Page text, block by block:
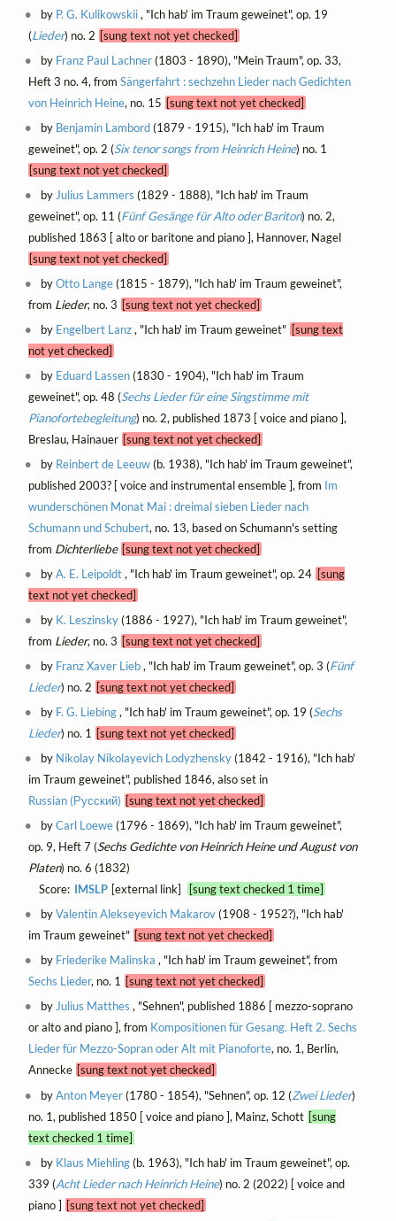
by P. G. Kulikowskii, "Ich hab' im Traum geweinet", op. 19
(Lieder) no. 2 [sung text not yet checked]
by Franz Paul Lachner(1803 - 1890), "Mein Traum", op. 33,
Heft 3 no. 4, from Sängerfahrt : sechzehn Lieder nach Gedichten
von Heinrich Heine, no. 15 [sung text not yet checked]
by Benjamin Lambord(1879 - 1915), "Ich hab' im Traum
geweinet", op. 2 (Six tenor songs from Heinrich Heine) no. 1
[sung text not yet checked]
by Julius Lammers (1829 - 1888), "Ich hab' im Traum
geweinet", op. 11 (Fünf Gesänge für Alto oder Bariton) no. 2,
published 1863 [ alto or baritone and piano ], Hannover, Nagel
[sung text not yet checked]
byOtto Lange(1815 - 1879), "Ich hab' im Traum geweinet",
from Lieder, no. 3 [sung text not yet checked]
by Engelbert Lanz, "Ich hab' im Traum geweinet" [sung text
not yet checked]
by Eduard Lassen(1830 - 1904), "Ich hab' im Traum
geweinet", op. 48 (Sechs Lieder für eine Singstimme mit
Pianofortebegleitung) no. 2, published 1873 [ voice and piano ],
Breslau, Hainauer [sung text not yet checked]
by Reinbert de Leeuw(b. 1938), "Ich hab' im Traum geweinet",
published 2003? [ voice and instrumental ensemble ], from Im
wunderschönen Monat Mai : dreimal sieben Lieder nach
Schumann und Schubert, no. 13, based on Schumann's setting
from Dichterliebe [sung text not yet checked]
byA. E. Leipoldt, "Ich hab' im Traum geweinet", op. 24 [sung
text not yet checked]
by K. Leszinsky(1886 - 1927), "Ich hab' im Traum geweinet",
from Lieder, no. 3 [sung text not yet checked]
by Franz Xaver Lieb, "Ich hab' im Traum geweinet", op. 3 (Fünf
Lieder) no. 2 [sung text not yet checked]
by F. G. Liebing, "Ich hab' im Traum geweinet", op. 19 (Sechs
Lieder) no. 1 [sung text not yet checked]
by Nikolay Nikolayevich Lodyzhensky(1842 - 1916), "Ich hab'
im Traum geweinet", published 1846, also set in
Russian (Русский) [sung text not yet checked]
byCarl Loewe(1796 - 1869), "Ich hab' im Traum geweinet",
op. 9, Heft 7 (Sechs Gedichte von Heinrich Heine und August von
Platen) no. 6 (1832)
Score: IMSLP [external link]
[sung text checked 1 time]
byValentin Alekseyevich Makarov(1908 - 1952?), "Ich hab'
im Traum geweinet" [sung text not yet checked]
by Friederike Malinska , "Ich hab' im Traum geweinet", from
Sechs Lieder, no. 1 [sung text not yet checked]
byJulius Matthes , "Sehnen", published 1886 [ mezzo-soprano
or alto and piano ], from Kompositionen für Gesang. Heft 2. Sechs
Lieder für Mezzo-Sopran oder Alt mit Pianoforte, no. 1, Berlin,
Annecke [sung text not yet checked]
byAnton Meyer(1780 - 1854), "Sehnen", op. 12 (Zwei Lieder)
no. 1, published 1850 [ voice and piano ], Mainz, Schott [sung
text checked 1 time]
by Klaus Miehling(b. 1963), "Ich hab' im Traum geweinet", op.
339 (Acht Lieder nach Heinrich Heine) no. 2 (2022) [ voice and
piano ] [sung text not yet checked]